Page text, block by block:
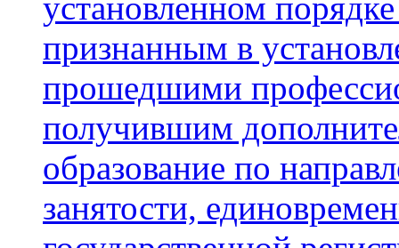
установленном
признанным в
прошедшими
получившим
образование по
занятости,